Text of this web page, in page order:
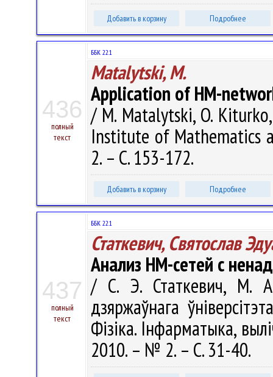
Добавить в корзину Подробнее
436
полный
текст
ББК 22.1
Matalytski, M.
Application of HM-
/ M. Matalytski, O.
Institute of Mathematics
2. – С. 153-172.
Добавить в корзину Подробнее
437
полный
текст
ББК 22.1
Статкевич, Святослав
Анализ НМ-сетей с
/ С. Э. Статкевич, М.
дзяржаўнага
Фізіка. Інфарматыка,
2010. – № 2. – С. 31-40.